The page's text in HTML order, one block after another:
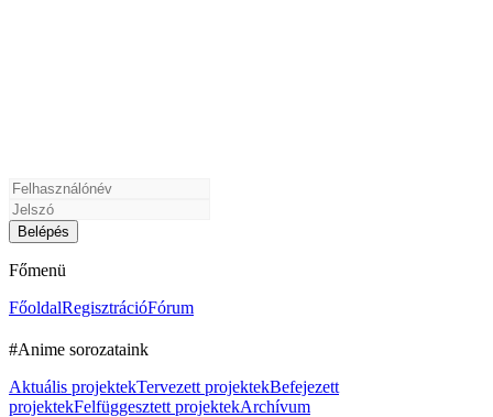
Főmenü
FőoldalRegisztrációFórum
#Anime sorozataink
Aktuális projektekTervezett projektekBefejezett
projektekFelfüggesztett projektekArchívum